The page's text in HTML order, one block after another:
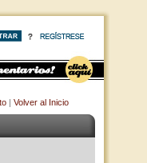
| Volver al Inicio